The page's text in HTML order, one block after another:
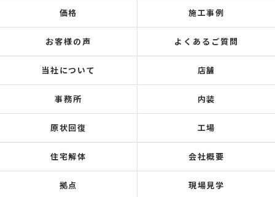
価格 施工事例
お客様の声 よくあるご質問
当社について 店舗
事務所 内装
原状回復 工場
住宅解体 会社概要
拠点 現場見学